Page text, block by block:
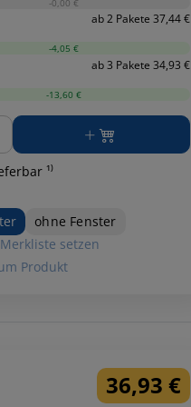
ab 2 Pakete 37,44 €
-4,05 €
ab 3 Pakete 34,93 €
-13,60 €
¹⁾
ohne Fenster
setzen
Produkt
36,93 €